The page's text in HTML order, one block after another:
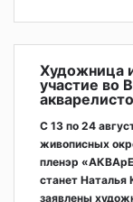
Художница
участие во
С 13 по 24
живописных
пленэр
станет Наталья
заявлены